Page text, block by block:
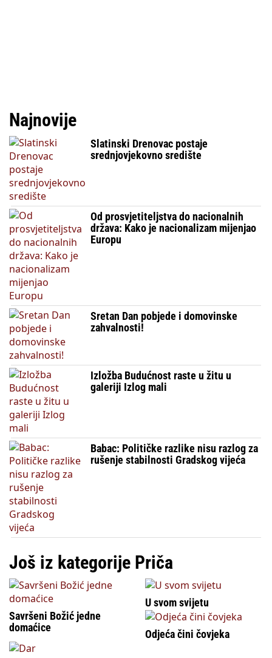
Najnovije
Slatinski Drenovac postaje
srednjovjekovno središte
Od prosvjetiteljstva do nacionalnih
država: Kako je nacionalizam mijenjao
Europu
Sretan Dan pobjede i domovinske
zahvalnosti!
Izložba Budućnost raste u žitu u
galeriji Izlog mali
Babac: Političke razlike nisu razlog za
rušenje stabilnosti Gradskog vijeća
Još iz kategorije Priča
Savršeni Božić jedne
domaćice
U svom svijetu
Odjeća čini čovjeka